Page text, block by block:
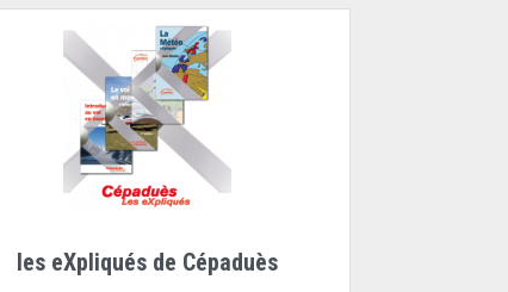
les eXpliqués de Cépaduès